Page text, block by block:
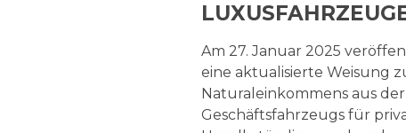
Wirtschaftsprüfung
Lohnadministration
PUBLIKATIONEN
Am 27. Januar 2025
eine aktualisierte Weisung
Naturaleinkommens aus
Geschäftsfahrzeugs für